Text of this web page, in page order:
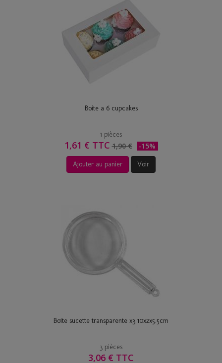
Boite a 6 cupcakes
1 pièces
1,61 € TTC 1,90 € -15%
Ajouter au panier Voir
Boite sucette transparente x3 10x2x5.5cm
3 pièces
3,06 € TTC